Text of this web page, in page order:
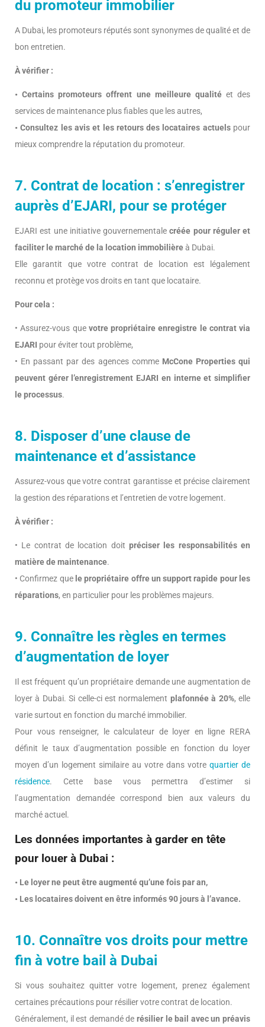
du promoteur immobilier
A Dubai, les promoteurs réputés sont synonymes de qualité et de
bon entretien.
À vérifier :
• Certains promoteurs offrent une meilleure qualitéet des
services de maintenance plus fiables que les autres,
• Consultez les avis et les retours des locataires actuelspour
mieux comprendre la réputation du promoteur.
7. Contrat de location : s’enregistrer
auprès d’EJARI, pour se protéger
EJARI est une initiative gouvernementalecréée pour réguler et
faciliter le marché de la location immobilièreà Dubai.
Elle garantit que votre contrat de location est légalement
reconnu et protège vos droits en tant que locataire.
Pour cela :
• Assurez-vous que votre propriétaire enregistre le contrat via
EJARI pour éviter tout problème,
• En passant par des agences comme McCone Properties qui
peuvent gérer l’enregistrement EJARI en interne et simplifier
le processus.
8. Disposer d’une clause de
maintenance et d’assistance
Assurez-vous que votre contrat garantisse et précise clairement
la gestion des réparations et l’entretien de votre logement.
À vérifier :
• Le contrat de location doit préciser les responsabilités en
matière de maintenance.
• Confirmez quele propriétaire offre un support rapide pour les
réparations, en particulier pour les problèmes majeurs.
9. Connaître les règles en termes
d’augmentation de loyer
Il est fréquent qu’un propriétaire demande une augmentation de
loyer à Dubai. Si celle-ci est normalement plafonnée à 20%, elle
varie surtout en fonction du marché immobilier.
Pour vous renseigner, le calculateur de loyer en ligne RERA
définit le taux d’augmentation possible en fonction du loyer
moyen d’un logement similaire au votre dans votre quartier de
résidence. Cette base vous permettra d’estimer si
l’augmentation demandée correspond bien aux valeurs du
marché actuel.
Les données importantes à garder en tête
pour louer à Dubai :
• Le loyer ne peut être augmenté qu’une fois par an,
• Les locataires doivent en être informés 90 jours à l’avance.
10. Connaître vos droits pour mettre
fin à votre bail à Dubai
Si vous souhaitez quitter votre logement, prenez également
certaines précautions pour résilier votre contrat de location.
Généralement, il est demandé de résilier le bail avec un préavis